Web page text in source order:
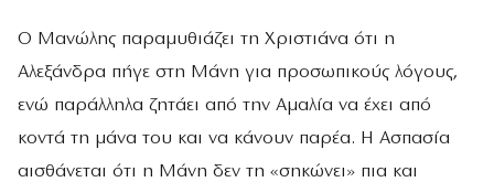
Ο Μανώλης παραμυθιάζει τη Χριστιάνα ότι η
Αλεξάνδρα πήγε στη Μάνη για προσωπικούς λόγους,
ενώ παράλληλα ζητάει από την Αμαλία να έχει από
κοντά τη μάνα του και να κάνουν παρέα. Η Ασπασία
αισθάνεται ότι η Μάνη δεν τη «σηκώνει» πια και